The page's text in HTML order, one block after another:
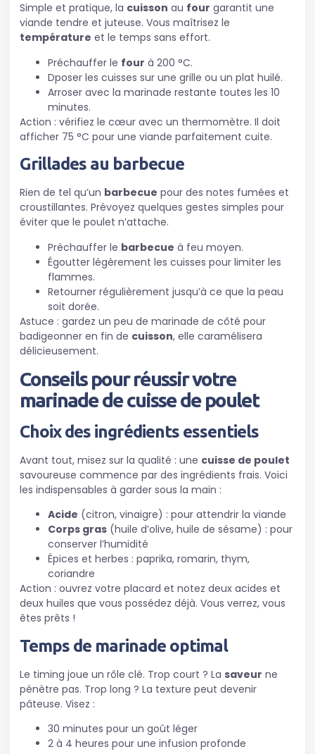
Simple et pratique, la cuisson au four garantit une
viande tendre et juteuse. Vous maîtrisez le
température et le temps sans effort.
Préchauffer le four à 200 °C.
Dposer les cuisses sur une grille ou un plat huilé.
Arroser avec la marinade restante toutes les 10
minutes.
Action : vérifiez le cœur avec un thermomètre. Il doit
afficher 75 °C pour une viande parfaitement cuite.
Grillades au barbecue
Rien de tel qu’un barbecue pour des notes fumées et
croustillantes. Prévoyez quelques gestes simples pour
éviter que le poulet n’attache.
Préchauffer le barbecue à feu moyen.
Égoutter légèrement les cuisses pour limiter les
flammes.
Retourner régulièrement jusqu’à ce que la peau
soit dorée.
Astuce : gardez un peu de marinade de côté pour
badigeonner en fin de cuisson, elle caramélisera
délicieusement.
Conseils pour réussir votre
marinade de cuisse de poulet
Choix des ingrédients essentiels
Avant tout, misez sur la qualité : une cuisse de poulet
savoureuse commence par des ingrédients frais. Voici
les indispensables à garder sous la main :
Acide (citron, vinaigre) : pour attendrir la viande
Corps gras (huile d’olive, huile de sésame) : pour
conserver l’humidité
Épices et herbes : paprika, romarin, thym,
coriandre
Action : ouvrez votre placard et notez deux acides et
deux huiles que vous possédez déjà. Vous verrez, vous
êtes prêts !
Temps de marinade optimal
Le timing joue un rôle clé. Trop court ? La saveur ne
pénètre pas. Trop long ? La texture peut devenir
pâteuse. Visez :
30 minutes pour un goût léger
2 à 4 heures pour une infusion profonde